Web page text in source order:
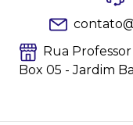
Rua
Box 05 - Jardim